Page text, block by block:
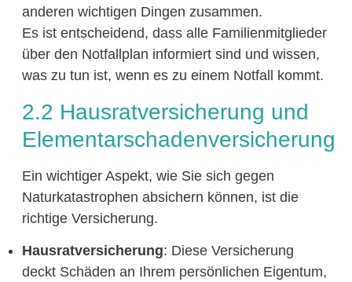
anderen wichtigen Dingen zusammen.
Es ist entscheidend, dass alle Familienmitglieder
über den Notfallplan informiert sind und wissen,
was zu tun ist, wenn es zu einem Notfall kommt.
2.2 Hausratversicherung und
Elementarschadenversicherung
Ein wichtiger Aspekt, wie Sie sich gegen
Naturkatastrophen absichern können, ist die
richtige Versicherung.
Hausratversicherung: Diese Versicherung
deckt Schäden an Ihrem persönlichen Eigentum,